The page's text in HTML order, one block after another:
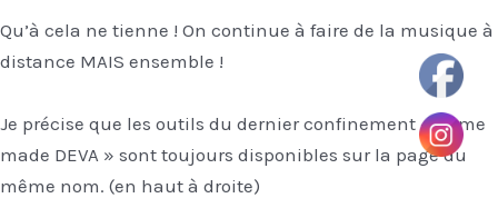
Qu’à cela ne tienne ! On continue à faire de la musique à
distance MAIS ensemble !
Je précise que les outils du dernier confinement « home
made DEVA » sont toujours disponibles sur la page du
même nom. (en haut à droite)